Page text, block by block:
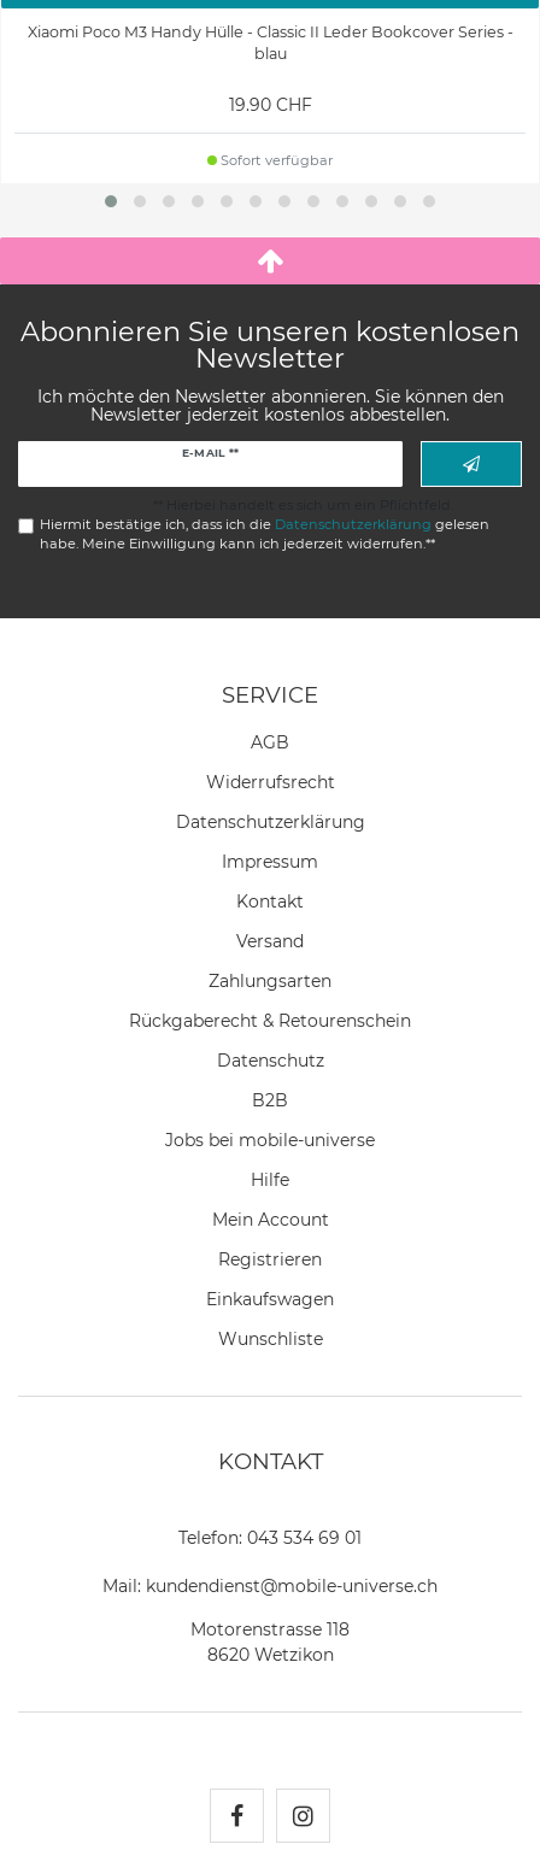
Xiaomi Poco M3 Handy Hülle - Classic II Leder Bookcover Series -
blau
19.90 CHF
Sofort verfügbar
Abonnieren Sie unseren kostenlosen
Newsletter
Ich möchte den Newsletter abonnieren. Sie können den
Newsletter jederzeit kostenlos abbestellen.
E-MAIL **
Hiermit bestätige ich, dass ich die Daten­schutz­erklärung gelesen
habe. Meine Einwilligung kann ich jederzeit widerrufen.**
SERVICE
AGB
Widerrufs­recht
Daten­schutz­erklärung
Impressum
Kontakt
Versand
Zahlungsarten
Rückgaberecht & Retourenschein
Datenschutz
B2B
Jobs bei mobile-universe
Hilfe
Mein Account
Registrieren
Einkaufswagen
Wunschliste
KONTAKT
Telefon: 043 534 69 01
Mail: kundendienst@mobile-universe.ch
Motorenstrasse 118
8620 Wetzikon